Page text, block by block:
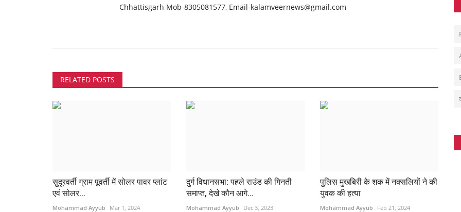
Chhattisgarh Mob-8305081577, Email-kalamveernews@gmail.com
RELATED POSTS
सुदूरवर्ती ग्राम पूवर्ती में सोलर पावर प्लांट
एवं सोलर...
Mohammad Ayyub Mar 1, 2024
दुर्ग विधानसभा: पहले राउंड की गिनती
समाप्त, देखे कौन आगे...
Mohammad Ayyub Dec 3, 2023
पुलिस मुखबिरी के शक में नक्सलियों ने की
युवक की हत्या
Mohammad Ayyub Feb 21, 2024